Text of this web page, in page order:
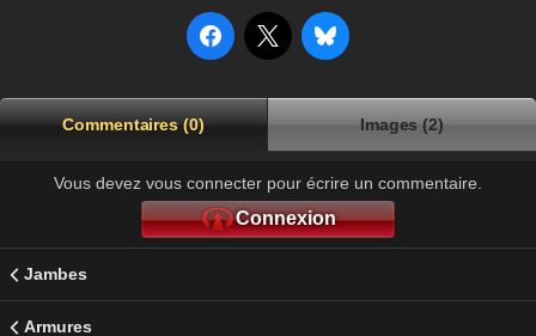
Commentaires (0) Images (2)
Vous devez vous connecter pour écrire un commentaire.
Connexion
Jambes
Armures